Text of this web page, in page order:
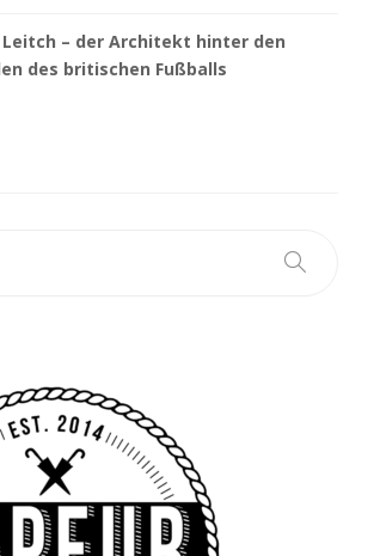
– der Architekt hinter den
des britischen Fußballs